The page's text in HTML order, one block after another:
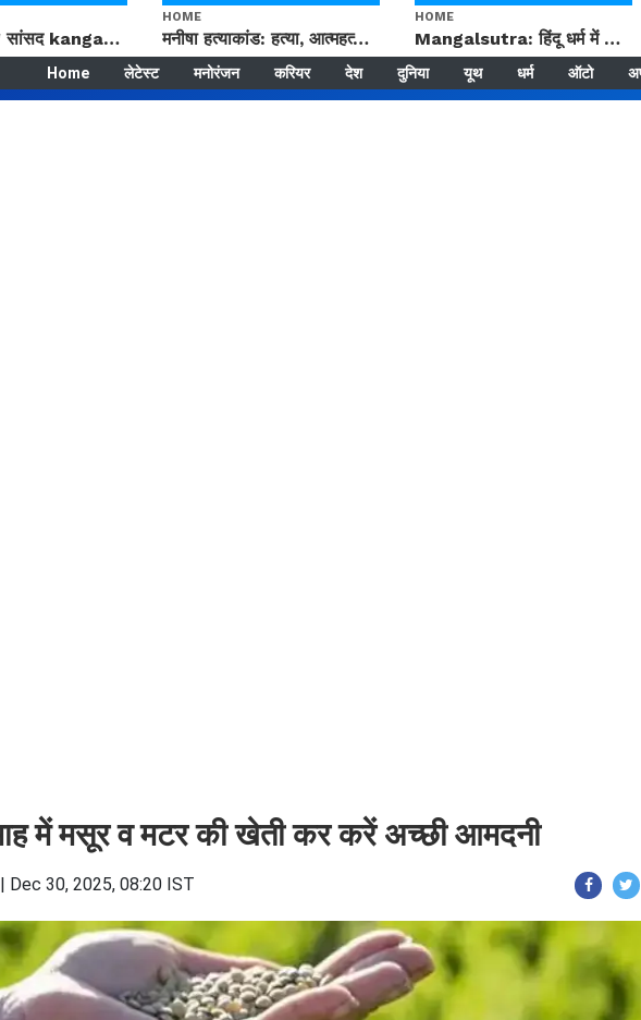
हम सनातनी..." सांसद kangana Ranaut से क्या बोली लड़की? Viral Jantar-Mantar | CJP protest
HOME
मनीषा हत्याकांड: हत्या, आत्महत्या या कोई बड़ा राज? | Full Story | Josh Haryana
HOME
Mangalsutra: हिंदू धर्म में शादी के बाद मंगलसूत्र क्यों पहनती है महिलाएं, किसने शुरु की ये परंपरा
Home लेटेस्ट मनोरंजन करियर देश दुनिया यूथ धर्म ऑटो
में मसूर व मटर की खेती कर करें अच्छी आमदनी
| Dec 30, 2025, 08:20 IST